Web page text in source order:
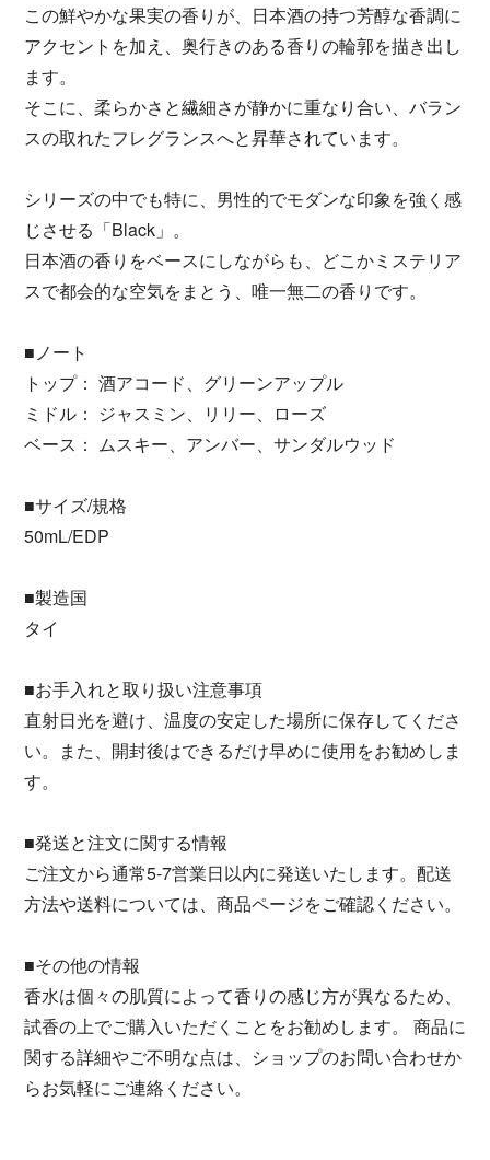
この鮮やかな果実の香りが、日本酒の持つ芳醇な香調に
アクセントを加え、奥行きのある香りの輪郭を描き出し
ます。
そこに、柔らかさと繊細さが静かに重なり合い、バラン
スの取れたフレグランスへと昇華されています。
シリーズの中でも特に、男性的でモダンな印象を強く感
じさせる「Black」。
日本酒の香りをベースにしながらも、どこかミステリア
スで都会的な空気をまとう、唯一無二の香りです。
■ノート
トップ： 酒アコード、グリーンアップル
ミドル： ジャスミン、リリー、ローズ
ベース： ムスキー、アンバー、サンダルウッド
■サイズ/規格
50mL/EDP
■製造国
タイ
■お手入れと取り扱い注意事項
直射日光を避け、温度の安定した場所に保存してくださ
い。また、開封後はできるだけ早めに使用をお勧めしま
す。
■発送と注文に関する情報
ご注文から通常5-7営業日以内に発送いたします。配送
方法や送料については、商品ページをご確認ください。
■その他の情報
香水は個々の肌質によって香りの感じ方が異なるため、
試香の上でご購入いただくことをお勧めします。 商品に
関する詳細やご不明な点は、ショップのお問い合わせか
らお気軽にご連絡ください。